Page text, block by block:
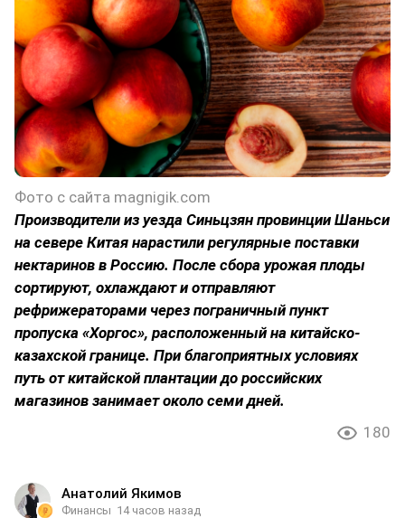
Фото с сайта magnigik.com
Производители из уезда Синьцзян провинции Шаньси
на севере Китая нарастили регулярные поставки
нектаринов в Россию. После сбора урожая плоды
сортируют, охлаждают и отправляют
рефрижераторами через пограничный пункт
пропуска «Хоргос», расположенный на китайско-
казахской границе. При благоприятных условиях
путь от китайской плантации до российских
магазинов занимает около семи дней.
180
Анатолий Якимов
Финансы 14 часов назад